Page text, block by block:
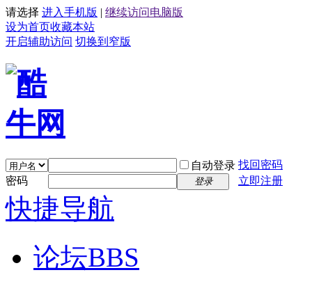
请选择 进入手机版 | 继续访问电脑版
设为首页收藏本站
开启辅助访问 切换到窄版
自动登录 找回密码
密码
登录 立即注册
快捷导航
论坛BBS